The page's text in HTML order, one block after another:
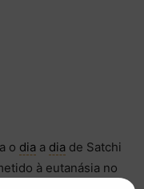
o dia a dia de Satchi
à eutanásia no